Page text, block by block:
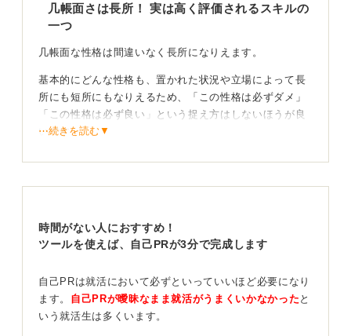
几帳面さは長所！ 実は高く評価されるスキルの
一つ
几帳面な性格は間違いなく長所になりえます。
基本的にどんな性格も、置かれた状況や立場によって長
所にも短所にもなりえるため、「この性格は必ずダメ」
「この性格は必ず良い」という捉え方はしないほうが良
いです。
す。
けが突出して評価されることは少ない傾向にあるからで
す。
⋯続きを読む▼
時間がない人におすすめ！
ツールを使えば、自己PRが3分で完成します
自己PRは就活において必ずといっていいほど必要になり
ます。 自己PRが曖昧なまま就活がうまくいかなかった と
いう就活生は多くいます。